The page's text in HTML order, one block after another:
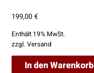
199,00€
Enthält 19% MwSt.
zzgl. Versand
In den Warenkorb